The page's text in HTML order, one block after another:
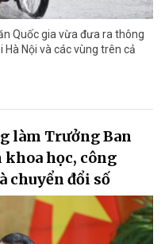
Quốc gia vừa đưa ra thông
Nội và các vùng trên cả
làm Trưởng Ban
khoa học, công
chuyển đổi số